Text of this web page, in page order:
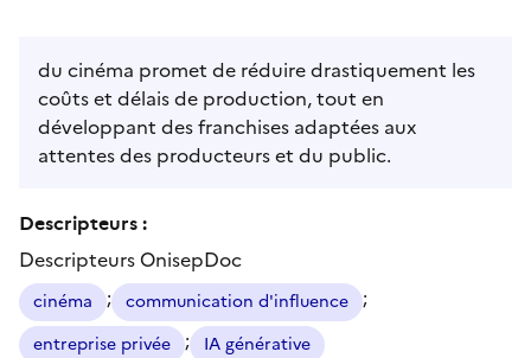
du cinéma promet de réduire drastiquement les
coûts et délais de production, tout en
développant des franchises adaptées aux
attentes des producteurs et du public.
Descripteurs :
Descripteurs OnisepDoc
cinéma ; communication d'influence ;
entreprise privée ; IA générative